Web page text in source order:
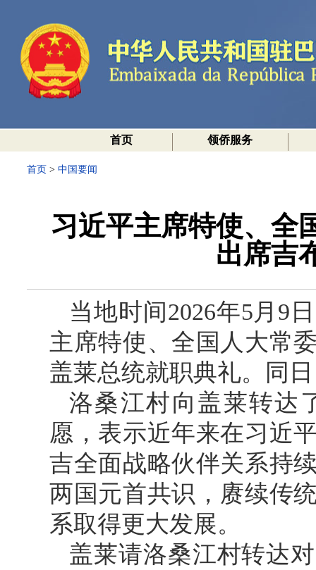
首页 领侨服务
首页 > 中国要闻
习近平主席特使、全
出席吉
当地时间2026年5月9
主席特使、全国人大常
盖莱总统就职典礼。同
洛桑江村向盖莱转达
愿，表示近年来在习近
吉全面战略伙伴关系持
两国元首共识，赓续传
系取得更大发展。
盖莱请洛桑江村转达